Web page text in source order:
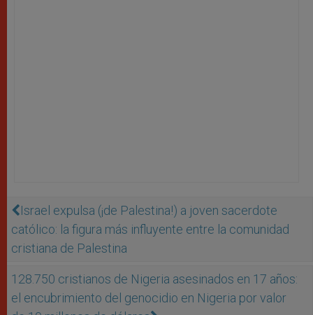
Israel expulsa (¡de Palestina!) a joven sacerdote
católico: la figura más influyente entre la comunidad
cristiana de Palestina
128.750 cristianos de Nigeria asesinados en 17 años:
el encubrimiento del genocidio en Nigeria por valor